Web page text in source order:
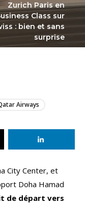
Zurich Paris en
Class sur
: bien et sans
surprise
Airways
City Center, et
Doha Hamad
de départ vers